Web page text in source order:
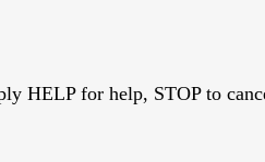
HELP for help, STOP to